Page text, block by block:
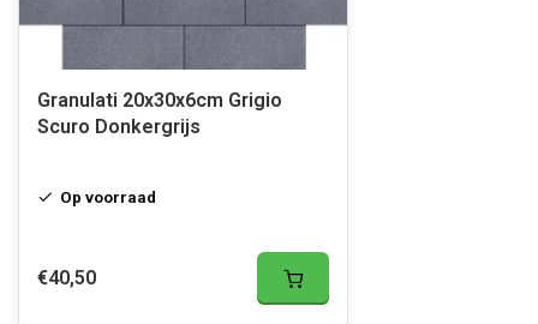
Granulati 20x30x6cm Grigio
Scuro Donkergrijs
Op voorraad
€40,50